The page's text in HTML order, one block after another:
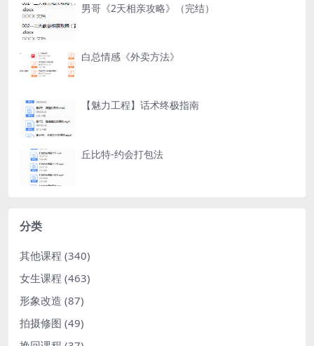
男哥《2天相亲攻略》（完结）
白总情感《外卖方法》
【魅力工程】话术终极指南
丘比特-约会打包法
分类
其他课程 (340)
女生课程 (463)
形象改造 (87)
拍摄修图 (49)